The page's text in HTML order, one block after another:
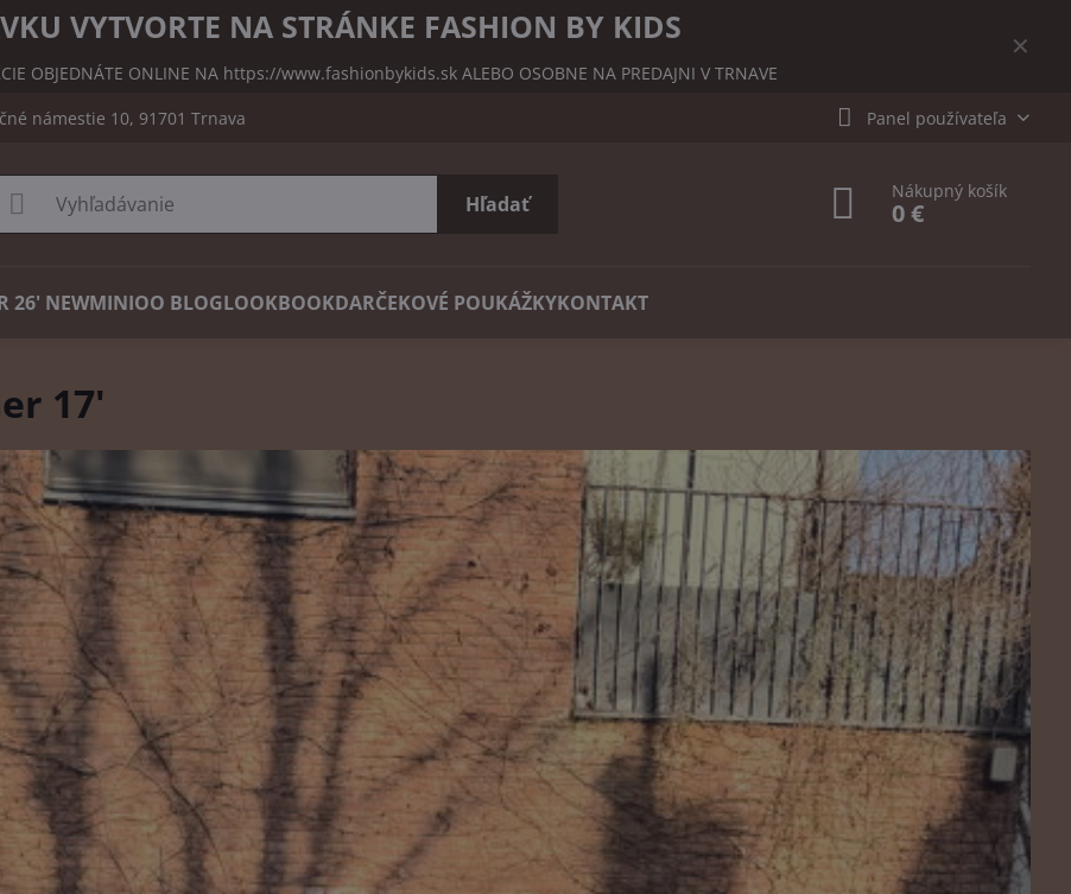
✕
VYTVORTE NA STRÁNKE FASHION BY KIDS
OBJEDNÁTE ONLINE NA https://www.fashionbykids.sk ALEBO OSOBNE NA PREDAJNI V TRNAVE
námestie 10, 91701 Trnava Panel používateľa
Hľadať
Nákupný košík
0 €
26' NEWMINIOO BLOGLOOKBOOKDARČEKOVÉ POUKÁŽKYKONTAKT
17'